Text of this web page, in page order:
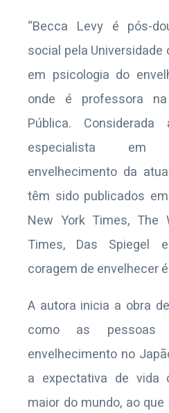
“Becca Levy é pós-
social pela Universidade
em psicologia do
onde é professora
Pública.
especialista
envelhecimento da
têm sido publicados
New York Times, The
Times, Das Spiegel
coragem de envelhecer
A autora inicia a obra
como as
envelhecimento no
a expectativa de vida
maior do mundo, ao